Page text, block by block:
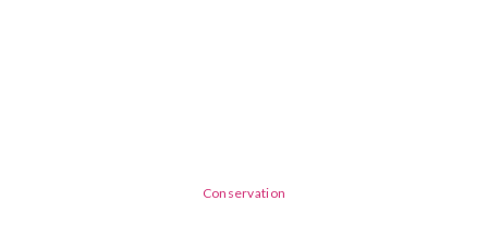
Conservation